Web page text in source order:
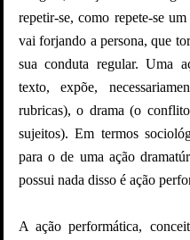
repetir-se, como repete-se
vai forjando a persona, que
sua conduta regular. Uma
texto, expõe,
rubricas), o drama (o
sujeitos). Em termos
para o de uma ação
possui nada disso é ação
A ação performática,